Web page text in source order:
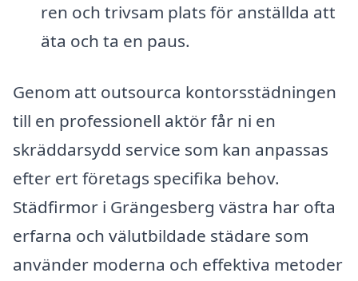
ren och trivsam plats för anställda att
äta och ta en paus.
Genom att outsourca kontorsstädningen
till en professionell aktör får ni en
skräddarsydd service som kan anpassas
efter ert företags specifika behov.
Städfirmor i Grängesberg västra har ofta
erfarna och välutbildade städare som
använder moderna och effektiva metoder